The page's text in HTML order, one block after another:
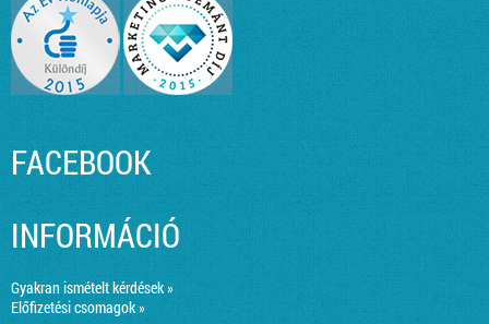
FACEBOOK
INFORMÁCIÓ
Gyakran ismételt kérdések »
Előfizetési csomagok »